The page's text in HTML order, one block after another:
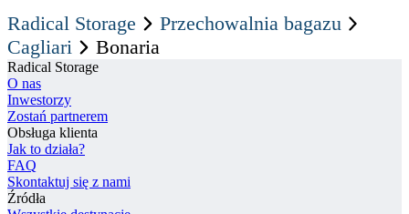
Radical Storage
Przechowalnia bagazu
Cagliari
Bonaria
Radical Storage
O nas
Inwestorzy
Zostań partnerem
Obsługa klienta
Jak to działa?
FAQ
Skontaktuj się z nami
Źródła